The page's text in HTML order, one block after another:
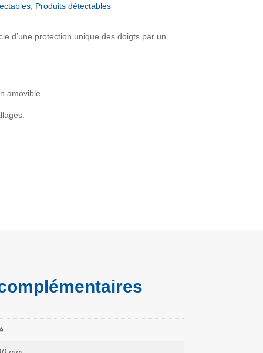
Produits détectables
d’une protection unique des doigts par un
amovible.